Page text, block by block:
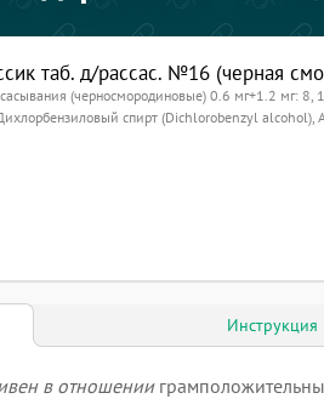
таб. д/рассас. №16 (черная
(черносмородиновые) 0.6 мг+1.2 мг: 8,
спирт (Dichlorobenzyl alcohol),
Инструкция
в отношении